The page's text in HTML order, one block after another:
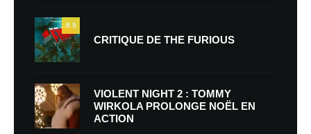
9.5
CRITIQUE DE THE FURIOUS
VIOLENT NIGHT 2 : TOMMY
WIRKOLA PROLONGE NOËL EN
ACTION